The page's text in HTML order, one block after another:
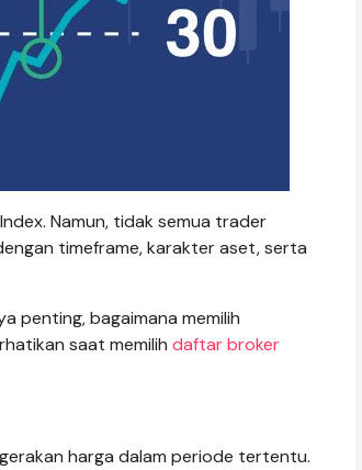
Namun, tidak semua trader
timeframe, karakter aset, serta
penting, bagaimana memilih
saat memilih daftar broker
harga dalam periode tertentu.